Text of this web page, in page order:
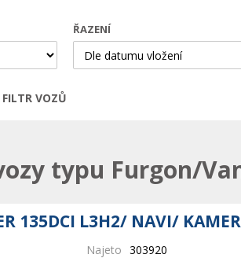
ŘAZENÍ
VOZŮ
typu Furgon/
135DCI L3H2/ NAVI/
Najeto 303920